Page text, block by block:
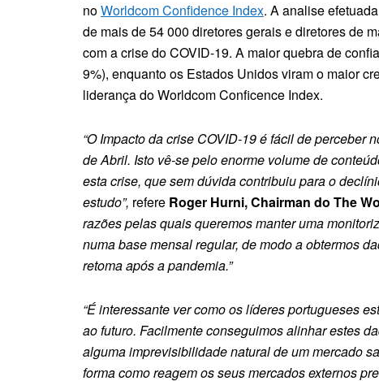
noWorldcom Confidence Index. A analise
de mais de 54 000 diretores gerais e diretores de
com a crise do COVID-19. A maior quebra de
9%), enquanto os Estados Unidos viram o maior
liderança do Worldcom Conficence Index.
“O Impacto da crise COVID-19 é fácil de perceber
de Abril. Isto vê-se pelo enorme volume de
esta crise, que sem dúvida contribuiu para o
estudo”, refere Roger Hurni, Chairman do The
razões pelas quais queremos manter uma
numa base mensal regular, de modo a obtermos
retoma após a pandemia.”
“É interessante ver como os líderes portugueses
ao futuro. Facilmente conseguimos alinhar estes
alguma imprevisibilidade natural de um mercado
forma como reagem os seus mercados externos